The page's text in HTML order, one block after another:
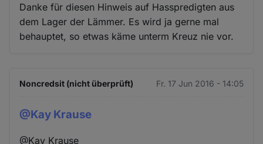
Danke für diesen Hinweis auf Hasspredigten aus
dem Lager der Lämmer. Es wird ja gerne mal
behauptet, so etwas käme unterm Kreuz nie vor.
Noncredsit (nicht überprüft) Fr. 17 Jun 2016 - 14:05
@Kay Krause
@Kay Krause